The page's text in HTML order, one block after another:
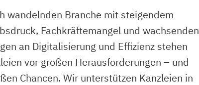
wandelnden Branche mit steigendem
Fachkräftemangel und wachsenden
an Digitalisierung und Effizienz stehen
vor großen Herausforderungen – und
Chancen. Wir unterstützen Kanzleien in